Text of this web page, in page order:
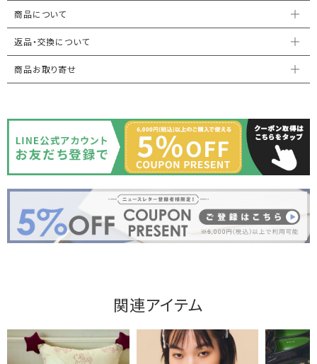
商品について
返品・交換について
商品お取り寄せ
関連アイテム